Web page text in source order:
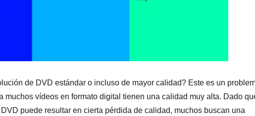
de DVD estándar o incluso de mayor calidad? Este es un
muchos vídeos en formato digital tienen una calidad muy alta. Dado
puede resultar en cierta pérdida de calidad, muchos buscan una